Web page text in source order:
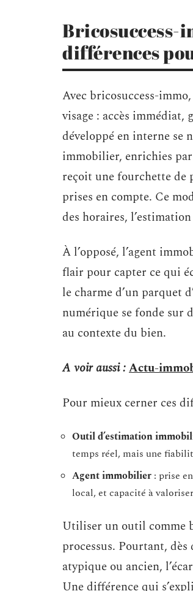
Bricosuccess-
différences
Avec bricosuccess-
visage : accès
développé en interne se
immobilier, enrichies
reçoit une fourchette de
prises en compte. Ce
des horaires,
À l’opposé, l’agent
flair pour capter ce qui
le charme d’un parquet
numérique se fonde sur
au contexte du bien.
A voir aussi :Actu-
Pour mieux cerner ces
Outil d’estimation
temps réel, mais une
Agent immobilier : prise
local, et capacité à
Utiliser un outil comme
processus. Pourtant,
atypique ou ancien,
Une différence qui